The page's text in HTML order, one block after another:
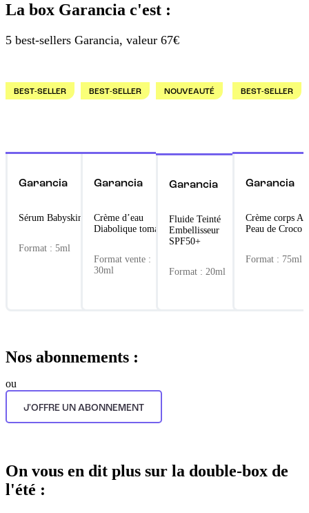
La box Garancia c'est :
5 best-sellers Garancia, valeur 67€
BEST-SELLER
Garancia
Sérum Babyskin
Format : 5ml
BEST-SELLER
Garancia
Crème d’eau
Diabolique tomate
Format vente :
30ml
NOUVEAUTÉ
Garancia
Fluide Teinté
Embellisseur
SPF50+
Format : 20ml
BEST-SELLER
Garancia
Crème corps
Peau de Croco
Format : 75ml
Nos abonnements :
ou
J'OFFRE UN ABONNEMENT
On vous en dit plus sur la double-box de
l'été :